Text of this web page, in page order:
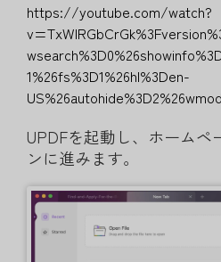
https://youtube.com/watch?
1%26fs%3D1%26hl%3Den-
UPDFを起動し、ホームペ
ンに進みます。